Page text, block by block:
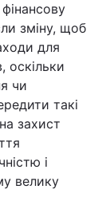
зміну, щоб
для
оскільки
чи
такі
захист
і
велику